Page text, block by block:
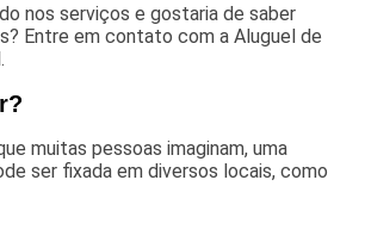
nos serviços e gostaria de saber
Entre em contato com a Aluguel de
muitas pessoas imaginam, uma
ser fixada em diversos locais, como